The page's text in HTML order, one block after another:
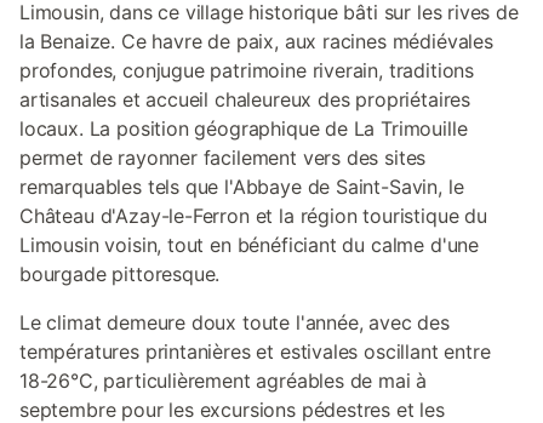
supérieurs sont accessibles uniquement
par des esca
Limousin, dans ce village historique bâti sur les rives de
la Benaize. Ce havre de paix, aux racines médiévales
profondes, conjugue patrimoine riverain, traditions
artisanales et accueil chaleureux des propriétaires
locaux. La position géographique de La Trimouille
permet de rayonner facilement vers des sites
remarquables tels que l'Abbaye de Saint-Savin, le
Château d'Azay-le-Ferron et la région touristique du
Limousin voisin, tout en bénéficiant du calme d'une
bourgade pittoresque.
Le climat demeure doux toute l'année, avec des
températures printanières et estivales oscillant entre
18-26°C, particulièrement agréables de mai à
septembre pour les excursions pédestres et les